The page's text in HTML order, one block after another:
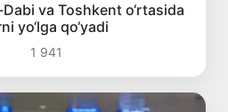
va Toshkent o‘rtasida
yo‘lga qo‘yadi
1 941